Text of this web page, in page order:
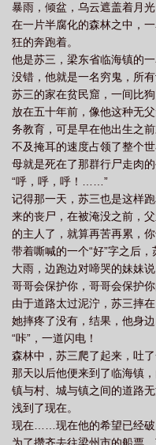
暴雨，倾盆，乌云遮盖着月光
在一片半腐化的森林之中，
狂的奔跑着。
他是苏三，梁东省临海镇的一
没错，他就是一名穷鬼，所
苏三的家在贫民窟，一间比
放在五十年前，像他这种无
务教育，可是早在他出生之
不及掩耳的速度占领了整个
母就是死在了那群行尸走肉的
“呼，呼，呼！……”
记得那一天，苏三也是这样
来的丧尸，在被淹没之前，
的主人了，就算再苦再累，
带着嘶喊的一个“好”字之后
大雨，边跑边对啼哭的妹妹
哥哥会保护你，哥哥会保护
由于道路太过泥泞，苏三摔
她摔疼了没有，结果，他身
“咔”，一道闪电！
森林中，苏三爬了起来，吐了
那天以后他便来到了临海镇
镇与村、城与镇之间的道路
浅到了现在。
现在……现在他的希望已经破